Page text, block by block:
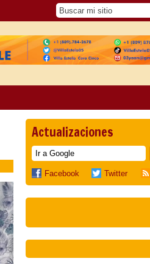
Actualizaciones
Facebook Twitter